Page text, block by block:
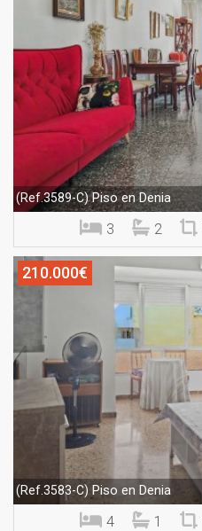
(Ref.3589-C)Piso en Denia
3 2
210.000€
(Ref.3583-C) Piso en Denia
4 1